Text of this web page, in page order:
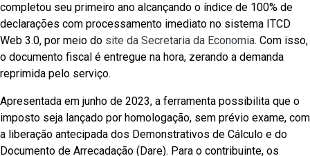
completou seu primeiro ano alcançando o índice de 100% de
declarações com processamento imediato no sistema ITCD
Web 3.0, por meio do site da Secretaria da Economia. Com isso,
o documento fiscal é entregue na hora, zerando a demanda
reprimida pelo serviço.
Apresentada em junho de 2023, a ferramenta possibilita que o
imposto seja lançado por homologação, sem prévio exame, com
a liberação antecipada dos Demonstrativos de Cálculo e do
Documento de Arrecadação (Dare). Para o contribuinte, os